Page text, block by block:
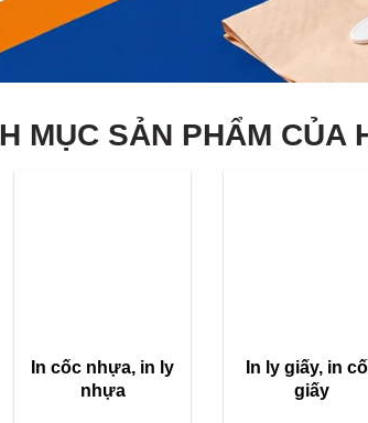
MỤC SẢN PHẨM CỦA
In cốc nhựa, in ly
nhựa
In ly giấy, in
giấy